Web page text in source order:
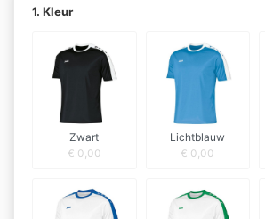
1. Kleur
Zwart
€ 0,00
Lichtblauw
€ 0,00